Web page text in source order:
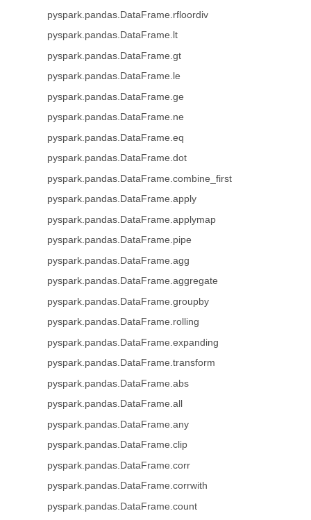
pyspark.pandas.DataFrame.rfloordiv
pyspark.pandas.DataFrame.lt
pyspark.pandas.DataFrame.gt
pyspark.pandas.DataFrame.le
pyspark.pandas.DataFrame.ge
pyspark.pandas.DataFrame.ne
pyspark.pandas.DataFrame.eq
pyspark.pandas.DataFrame.dot
pyspark.pandas.DataFrame.combine_first
pyspark.pandas.DataFrame.apply
pyspark.pandas.DataFrame.applymap
pyspark.pandas.DataFrame.pipe
pyspark.pandas.DataFrame.agg
pyspark.pandas.DataFrame.aggregate
pyspark.pandas.DataFrame.groupby
pyspark.pandas.DataFrame.rolling
pyspark.pandas.DataFrame.expanding
pyspark.pandas.DataFrame.transform
pyspark.pandas.DataFrame.abs
pyspark.pandas.DataFrame.all
pyspark.pandas.DataFrame.any
pyspark.pandas.DataFrame.clip
pyspark.pandas.DataFrame.corr
pyspark.pandas.DataFrame.corrwith
pyspark.pandas.DataFrame.count